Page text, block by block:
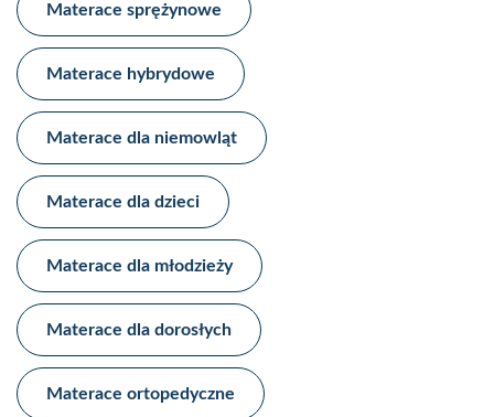
Materace sprężynowe​
Materace hybrydowe​
Materace dla niemowląt
Materace dla dzieci​
Materace dla młodzieży​
Materace dla dorosłych
Materace ortopedyczne​